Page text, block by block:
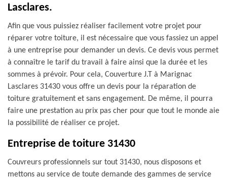
Lasclares.
Afin que vous puissiez réaliser facilement votre projet pour
réparer votre toiture, il est nécessaire que vous fassiez un appel
à une entreprise pour demander un devis. Ce devis vous permet
à connaître le tarif du travail à faire ainsi que la durée et les
sommes à prévoir. Pour cela, Couverture J.T à Marignac
Lasclares 31430 vous offre un devis pour la réparation de
toiture gratuitement et sans engagement. De même, il pourra
faire une prestation au prix pas cher pour que tout le monde aie
la possibilité de réaliser ce projet.
Entreprise de toiture 31430
Couvreurs professionnels sur tout 31430, nous disposons et
mettons au service de toute demande des gammes de service